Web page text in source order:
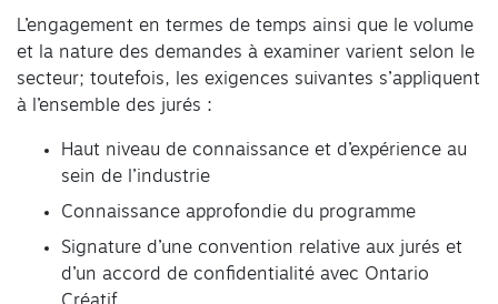
L’engagement en termes de temps ainsi que le volume
et la nature des demandes à examiner varient selon le
secteur; toutefois, les exigences suivantes s’appliquent
à l’ensemble des jurés :
Haut niveau de connaissance et d’expérience au
sein de l’industrie
Connaissance approfondie du programme
Signature d’une convention relative aux jurés et
d’un accord de confidentialité avec Ontario